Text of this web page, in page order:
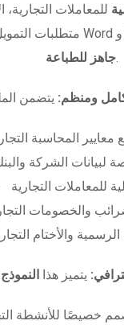
للمعاملات التجارية،
جاهز للطباعة.
ومنظم:
المحاسبة
الشركة
للمعاملات التجارية
والخصومات
والأختام
يتميز هذا
خصيصًا للأنشطة